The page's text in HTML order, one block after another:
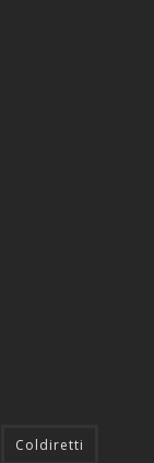
Coldiretti